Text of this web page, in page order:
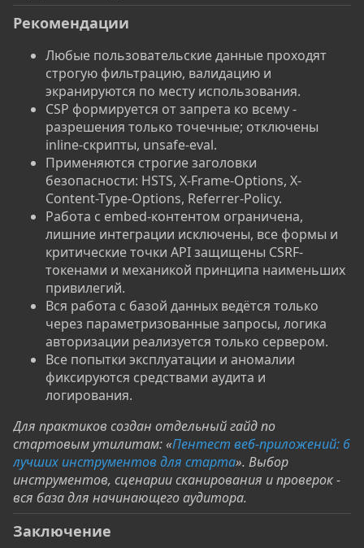
Рекомендации
Любые пользовательские данные проходят
строгую фильтрацию, валидацию и
экранируются по месту использования.
CSP формируется от запрета ко всему -
разрешения только точечные; отключены
inline-скрипты, unsafe-eval.
Применяются строгие заголовки
безопасности: HSTS, X-Frame-Options, X-
Content-Type-Options, Referrer-Policy.
Работа с embed-контентом ограничена,
лишние интеграции исключены, все формы и
критические точки API защищены CSRF-
токенами и механикой принципа наименьших
привилегий.
Вся работа с базой данных ведётся только
через параметризованные запросы, логика
авторизации реализуется только сервером.
Все попытки эксплуатации и аномалии
фиксируются средствами аудита и
логирования.
Для практиков создан отдельный гайд по
стартовым утилитам: «Пентест веб‑приложений: 6
лучших инструментов для старта». Выбор
инструментов, сценарии сканирования и проверок -
вся база для начинающего аудитора.
Заключение